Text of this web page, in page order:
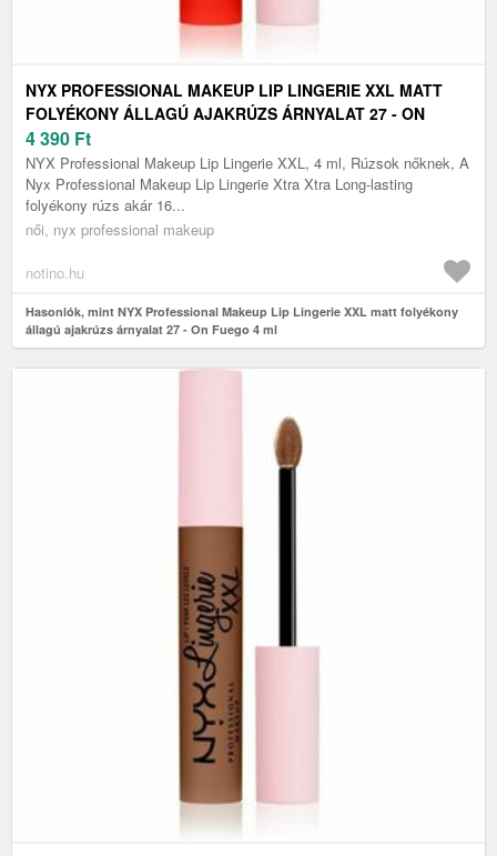
NYX PROFESSIONAL MAKEUP LIP LINGERIE XXL MATT
FOLYÉKONY ÁLLAGÚ AJAKRÚZS ÁRNYALAT 27 - ON
FUEGO 4 ML
4 390 Ft
NYX Professional Makeup Lip Lingerie XXL, 4 ml, Rúzsok nőknek, A
Nyx Professional Makeup Lip Lingerie Xtra Xtra Long-lasting
folyékony rúzs akár 16...
női, nyx professional makeup
notino.hu
Hasonlók, mint NYX Professional Makeup Lip Lingerie XXL matt folyékony
állagú ajakrúzs árnyalat 27 - On Fuego 4 ml